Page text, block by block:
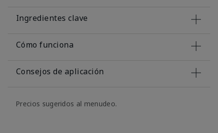
Ingredientes clave
Cómo funciona
Consejos de aplicación
Precios sugeridos al menudeo.